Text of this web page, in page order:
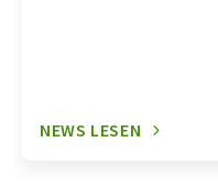
NEWS LESEN